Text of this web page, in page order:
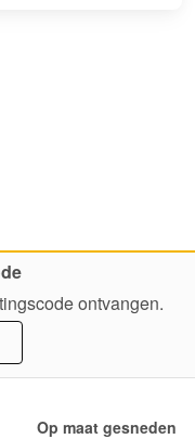
ontvangen.
Op maat gesneden